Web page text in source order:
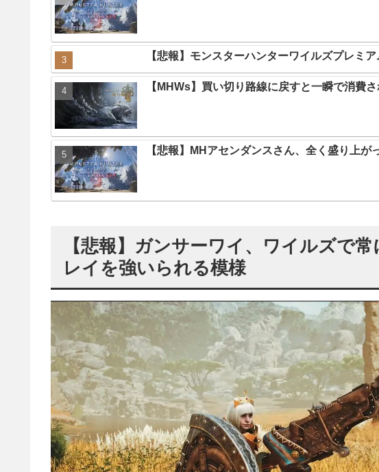
【悲報】モンスターハンターワイルズプレミ
【MHWs】買い切り路線に戻すと一瞬で消費
【悲報】MHアセンダンスさん、全く盛り上が
【悲報】ガンサーワイ、ワイルズで
レイを強いられる模様